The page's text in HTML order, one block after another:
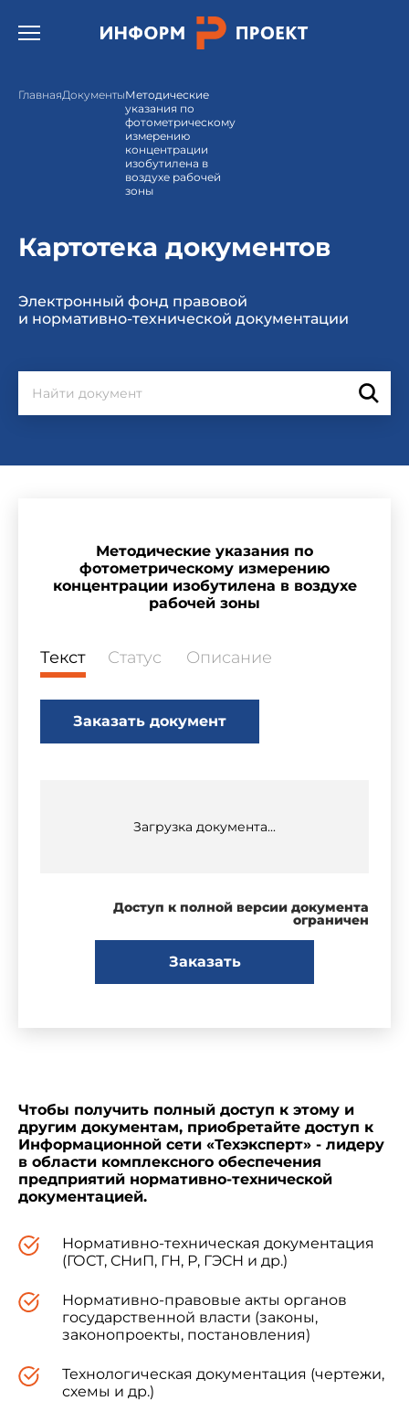
Открыть бургер меню.
ГлавнаяДокументыМетодические
указания по
фотометрическому
измерению
концентрации
изобутилена в
воздухе рабочей
зоны
Картотека документов
Электронный фонд правовой
и нормативно-технической документации
Методические указания по
фотометрическому измерению
концентрации изобутилена в воздухе
рабочей зоны
Текст Статус Описание
Заказать документ
Загрузка документа...
Доступ к полной версии документа
ограничен
Заказать
Чтобы получить полный доступ к этому и
другим документам, приобретайте доступ к
Информационной сети «Техэксперт» - лидеру
в области комплексного обеспечения
предприятий нормативно-технической
документацией.
Нормативно-техническая документация
(ГОСТ, СНиП, ГН, Р, ГЭСН и др.)
Нормативно-правовые акты органов
государственной власти (законы,
законопроекты, постановления)
Технологическая документация (чертежи,
схемы и др.)